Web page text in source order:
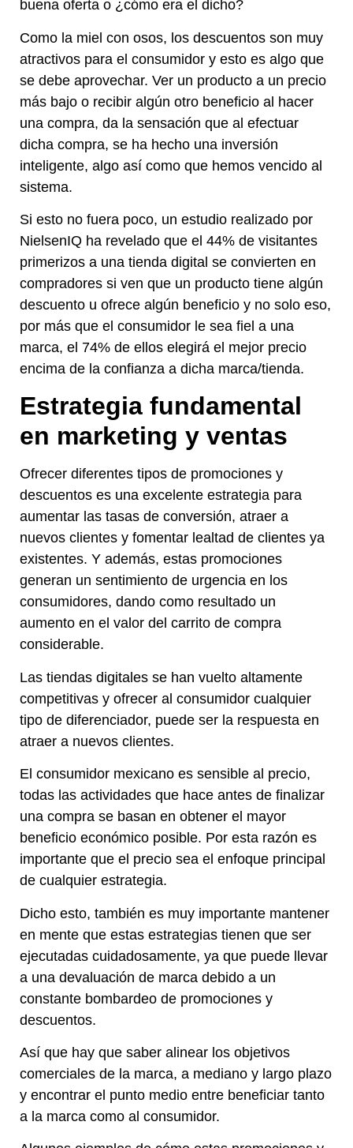
buena oferta o ¿cómo era el dicho?
Como la miel con osos, los descuentos son muy
atractivos para el consumidor y esto es algo que
se debe aprovechar. Ver un producto a un precio
más bajo o recibir algún otro beneficio al hacer
una compra, da la sensación que al efectuar
dicha compra, se ha hecho una inversión
inteligente, algo así como que hemos vencido al
sistema.
Si esto no fuera poco, un estudio realizado por
NielsenIQ ha revelado que el 44% de visitantes
primerizos a una tienda digital se convierten en
compradores si ven que un producto tiene algún
descuento u ofrece algún beneficio y no solo eso,
por más que el consumidor le sea fiel a una
marca, el 74% de ellos elegirá el mejor precio
encima de la confianza a dicha marca/tienda.
Estrategia fundamental
en marketing y ventas
Ofrecer diferentes tipos de promociones y
descuentos es una excelente estrategia para
aumentar las tasas de conversión, atraer a
nuevos clientes y fomentar lealtad de clientes ya
existentes. Y además, estas promociones
generan un sentimiento de urgencia en los
consumidores, dando como resultado un
aumento en el valor del carrito de compra
considerable.
Las tiendas digitales se han vuelto altamente
competitivas y ofrecer al consumidor cualquier
tipo de diferenciador, puede ser la respuesta en
atraer a nuevos clientes.
El consumidor mexicano es sensible al precio,
todas las actividades que hace antes de finalizar
una compra se basan en obtener el mayor
beneficio económico posible. Por esta razón es
importante que el precio sea el enfoque principal
de cualquier estrategia.
Dicho esto, también es muy importante mantener
en mente que estas estrategias tienen que ser
ejecutadas cuidadosamente, ya que puede llevar
a una devaluación de marca debido a un
constante bombardeo de promociones y
descuentos.
Así que hay que saber alinear los objetivos
comerciales de la marca, a mediano y largo plazo
y encontrar el punto medio entre beneficiar tanto
a la marca como al consumidor.